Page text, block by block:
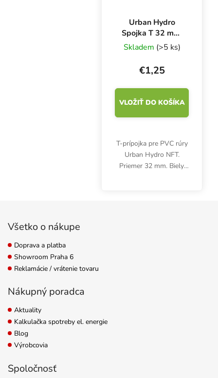
Urban Hydro
Spojka T 32 mm,
pre 3 PVC rúry na
NFT kanál
Skladem (>5 ks)
€1,25
VLOŽIŤ DO KOŠÍKA
T-prípojka pre PVC rúry
Urban Hydro NFT.
Priemer 32 mm. Biely,
Všetko o nákupe
Doprava a platba
Showroom Praha 6
Reklamácie / vrátenie tovaru
Nákupný poradca
Aktuality
Kalkulačka spotreby el. energie
Blog
Výrobcovia
Spoločnosť